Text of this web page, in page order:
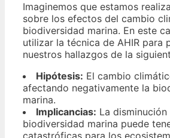
Imaginemos que estamos
sobre los efectos del cambio
biodiversidad marina. En este
utilizar la técnica de AHIR para
nuestros hallazgos de la
Hipótesis: El cambio
afectando negativamente la
marina.
Implicancias: La disminución
biodiversidad marina puede